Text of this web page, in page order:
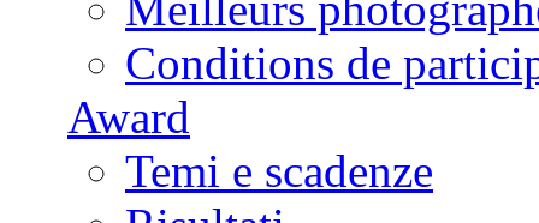
Conditions de
Award
Temi e scadenze